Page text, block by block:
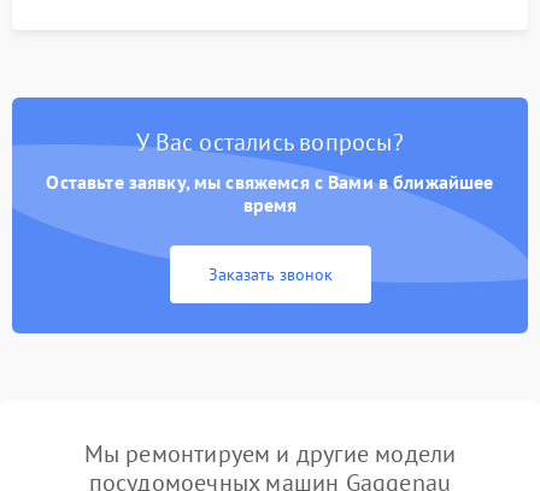
У Вас остались вопросы?
Оставьте заявку, мы свяжемся с Вами в ближайшее
время
Заказать звонок
Мы ремонтируем и другие модели
посудомоечных машин Gaggenau